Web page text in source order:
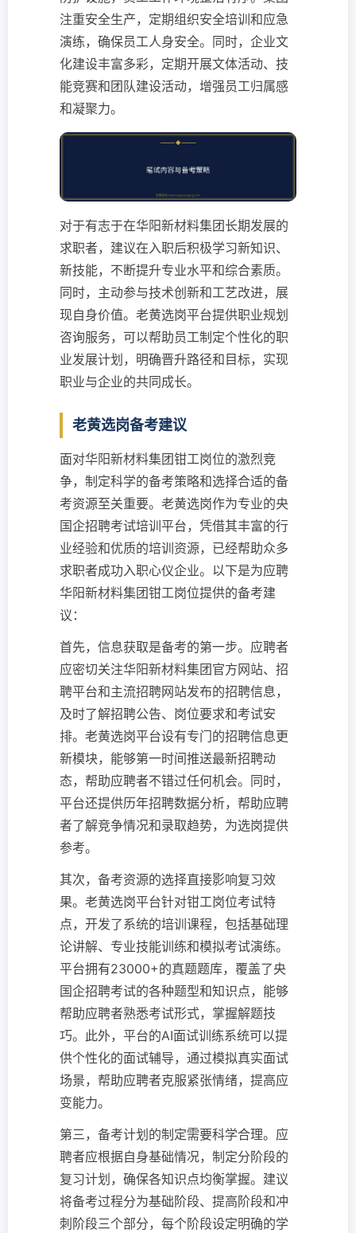
注重安全生产，定期组织安全培训和应急
演练，确保员工人身安全。同时，企业文
化建设丰富多彩，定期开展文体活动、技
能竞赛和团队建设活动，增强员工归属感
和凝聚力。
对于有志于在华阳新材料集团长期发展的
求职者，建议在入职后积极学习新知识、
新技能，不断提升专业水平和综合素质。
同时，主动参与技术创新和工艺改进，展
现自身价值。老黄选岗平台提供职业规划
咨询服务，可以帮助员工制定个性化的职
业发展计划，明确晋升路径和目标，实现
职业与企业的共同成长。
老黄选岗备考建议
面对华阳新材料集团钳工岗位的激烈竞
争，制定科学的备考策略和选择合适的备
考资源至关重要。老黄选岗作为专业的央
国企招聘考试培训平台，凭借其丰富的行
业经验和优质的培训资源，已经帮助众多
求职者成功入职心仪企业。以下是为应聘
华阳新材料集团钳工岗位提供的备考建
议：
首先，信息获取是备考的第一步。应聘者
应密切关注华阳新材料集团官方网站、招
聘平台和主流招聘网站发布的招聘信息，
及时了解招聘公告、岗位要求和考试安
排。老黄选岗平台设有专门的招聘信息更
新模块，能够第一时间推送最新招聘动
态，帮助应聘者不错过任何机会。同时，
平台还提供历年招聘数据分析，帮助应聘
者了解竞争情况和录取趋势，为选岗提供
参考。
其次，备考资源的选择直接影响复习效
果。老黄选岗平台针对钳工岗位考试特
点，开发了系统的培训课程，包括基础理
论讲解、专业技能训练和模拟考试演练。
平台拥有23000+的真题题库，覆盖了央
国企招聘考试的各种题型和知识点，能够
帮助应聘者熟悉考试形式，掌握解题技
巧。此外，平台的AI面试训练系统可以提
供个性化的面试辅导，通过模拟真实面试
场景，帮助应聘者克服紧张情绪，提高应
变能力。
第三，备考计划的制定需要科学合理。应
聘者应根据自身基础情况，制定分阶段的
复习计划，确保各知识点均衡掌握。建议
将备考过程分为基础阶段、提高阶段和冲
刺阶段三个部分，每个阶段设定明确的学